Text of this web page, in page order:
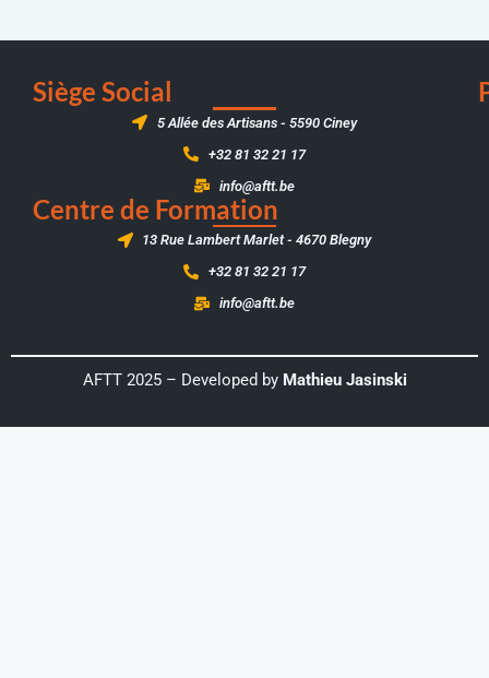
Siège Social
5 Allée des Artisans - 5590 Ciney
+32 81 32 21 17
info@aftt.be
Centre de Formation
13 Rue Lambert Marlet - 4670 Blegny
+32 81 32 21 17
info@aftt.be
AFTT 2025 – Developed by Mathieu Jasinski